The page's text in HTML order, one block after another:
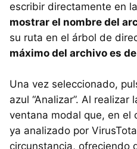
escribir directamente en
mostrar el nombre del
su ruta en el árbol de
máximo del archivo es
Una vez seleccionado,
azul “Analizar”. Al realizar
ventana modal que, en el
ya analizado por
circunstancia, ofreciendo